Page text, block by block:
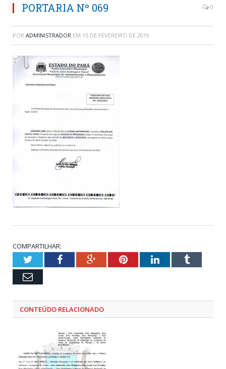
PORTARIA Nº 069 0
POR ADMINISTRADOR EM 15 DE FEVEREIRO DE 2019
COMPARTILHAR:
TwitterFacebookGoogle+PinterestLinkedInTumblr
Email
CONTEÚDO RELACIONADO